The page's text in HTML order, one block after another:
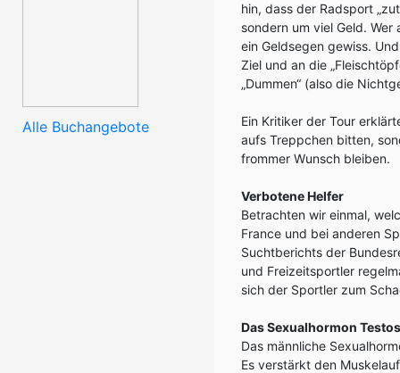
Alle Buchangebote
hin, dass der Radsport
sondern um viel Geld.
ein Geldsegen gewiss.
Ziel und an die
„Dummen“ (also die
Ein Kritiker der Tour
aufs Treppchen bitten,
frommer Wunsch bleiben.
Verbotene Helfer
Betrachten wir einmal,
France und bei anderen
Suchtberichts der
und Freizeitsportler
sich der Sportler zum
Das Sexualhormon
Das männliche
Es verstärkt den